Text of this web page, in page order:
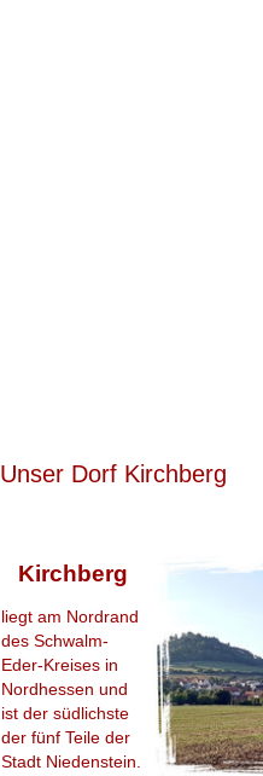
Unser Dorf Kirchberg
Kirchberg
liegt am Nordrand
des Schwalm-
Eder-Kreises in
Nordhessen und
ist der südlichste
der fünf Teile der
Stadt Niedenstein.